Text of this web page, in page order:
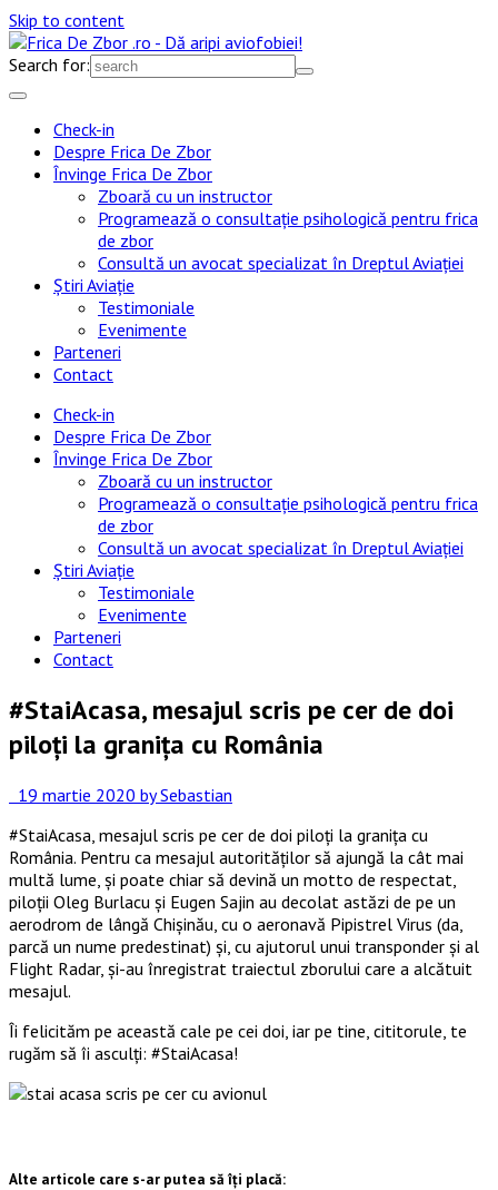
Skip to content
Search for:
Check-in
Despre Frica De Zbor
Învinge Frica De Zbor
Zboară cu un instructor
Programează o consultație psihologică pentru frica
de zbor
Consultă un avocat specializat în Dreptul Aviației
Știri Aviație
Testimoniale
Evenimente
Parteneri
Contact
Check-in
Despre Frica De Zbor
Învinge Frica De Zbor
Zboară cu un instructor
Programează o consultație psihologică pentru frica
de zbor
Consultă un avocat specializat în Dreptul Aviației
Știri Aviație
Testimoniale
Evenimente
Parteneri
Contact
#StaiAcasa, mesajul scris pe cer de doi
piloți la granița cu România
19 martie 2020 by Sebastian
#StaiAcasa, mesajul scris pe cer de doi piloți la granița cu
România. Pentru ca mesajul autorităților să ajungă la cât mai
multă lume, și poate chiar să devină un motto de respectat,
piloții Oleg Burlacu și Eugen Sajin au decolat astăzi de pe un
aerodrom de lângă Chișinău, cu o aeronavă Pipistrel Virus (da,
parcă un nume predestinat) și, cu ajutorul unui transponder și al
Flight Radar, și-au înregistrat traiectul zborului care a alcătuit
mesajul.
Îi felicităm pe această cale pe cei doi, iar pe tine, cititorule, te
rugăm să îi asculți: #StaiAcasa!
Alte articole care s-ar putea să îți placă: